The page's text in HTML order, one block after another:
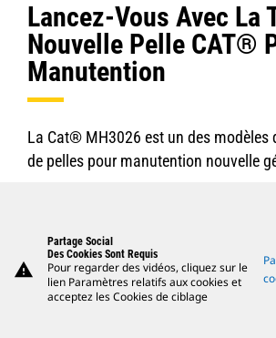
Lancez-Vous Avec La
Nouvelle Pelle CAT®
Manutention
La Cat® MH3026 est un des modèles
de pelles pour manutention nouvelle
warning
Partage Social
Des Cookies Sont Requis
Pour regarder des vidéos, cliquez sur le
lien Paramètres relatifs aux cookies et
acceptez les Cookies de ciblage